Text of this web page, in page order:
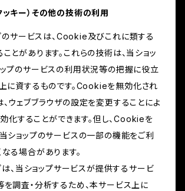
キー）その他の技術の利用
プのサービスは、Cookie及びこれに類する
とがあります。これらの技術は、当ショッ
プのサービスの利用状況等の把握に役立
に資するものです。Cookieを無効化され
ウェブブラウザの設定を変更することによ
化することができます。但し、Cookieを
ショップのサービスの一部の機能をご利
る場合があります。
は、当ショップサービスが提供するサービ
調査・分析するため、本サービス上に